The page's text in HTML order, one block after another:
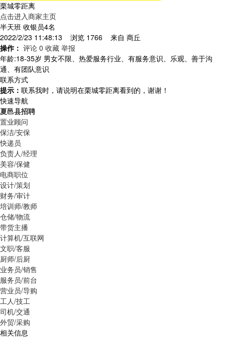
栗城零距离
点击进入商家主页
半天班 收银员4名
2022/2/23 11:48:13 浏览 1766 来自 商丘
操作： 评论 0 收藏 举报
年龄:18-35岁 男女不限、热爱服务行业、有服务意识、乐观、善于沟
通、有团队意识
联系方式
提示： 联系我时，请说明在栗城零距离看到的，谢谢！
快速导航
夏邑县招聘
置业顾问
保洁/安保
快递员
负责人/经理
美容/保健
电商职位
设计/策划
财务/审计
培训师/教师
仓储/物流
带货主播
计算机/互联网
文职/客服
厨师/后厨
业务员/销售
服务员/前台
营业员/导购
工人/技工
司机/交通
外贸/采购
相关信息